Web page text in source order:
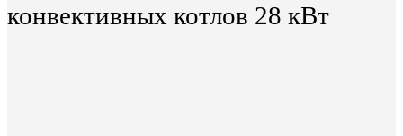
конвективных котлов 28 кВт